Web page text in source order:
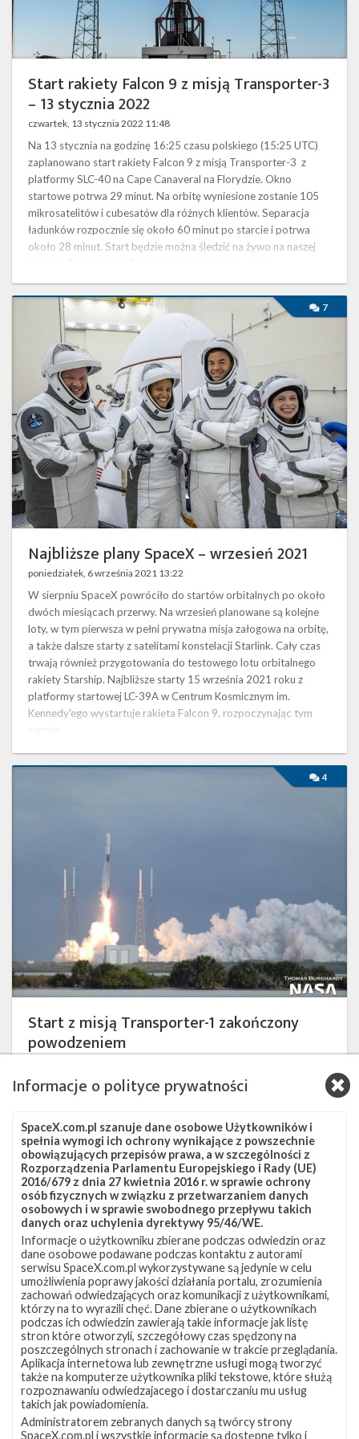
Kalendarze
Start rakiety Falcon 9 z misją Transporter-3
– 13 stycznia 2022
czwartek, 13 stycznia 2022 11:48
Na 13 stycznia na godzinę 16:25 czasu polskiego (15:25 UTC)
zaplanowano start rakiety Falcon 9 z misją Transporter-3 z
platformy SLC-40 na Cape Canaveral na Florydzie. Okno
startowe potrwa 29 minut. Na orbitę wyniesione zostanie 105
mikrosatelitów i cubesatów dla różnych klientów. Separacja
ładunków rozpocznie się około 60 minut po starcie i potrwa
około 28 minut. Start będzie można śledzić na żywo na naszej
prowadzonego przez …
Najbliższe
wrzesień
7
Najbliższe plany SpaceX – wrzesień 2021
poniedziałek, 6 września 2021 13:22
W sierpniu SpaceX powróciło do startów orbitalnych po około
dwóch miesiącach przerwy. Na wrzesień planowane są kolejne
loty, w tym pierwsza w pełni prywatna misja załogowa na orbitę,
a także dalsze starty z satelitami konstelacji Starlink. Cały czas
trwają również przygotowania do testowego lotu orbitalnego
rakiety Starship. Najbliższe starty 15 września 2021 roku z
platformy startowej LC-39A w Centrum Kosmicznym im.
Kennedy'ego wystartuje rakieta Falcon 9, rozpoczynając tym
powodzeniem
4
Start z misją Transporter-1 zakończony
powodzeniem
24 stycznia o godzinie 16:00 czasu polskiego (15:00 UTC)
heliosynchroniczną 143 satelity w ramach misji Transporter-1 .
Jest to największa liczba satelitów wystrzelona na orbitę
podczas jednego startu w historii lotów kosmicznych. Na
szczycie rakiety znalazły się 133 mikrosatelity i cubesaty dla
różnorodnych klientów, których wyniesienie zakontraktowano w
ramach programu SpaceX …
Start
rakiety
Falcon
misją
Transporter-
24
stycznia
2021
Aktualizacja 5
Informacje o polityce prywatności
SpaceX.com.pl szanuje dane osobowe Użytkowników i
spełnia wymogi ich ochrony wynikające z powszechnie
obowiązujących przepisów prawa, a w szczególności z
Rozporządzenia Parlamentu Europejskiego i Rady (UE)
2016/679 z dnia 27 kwietnia 2016 r. w sprawie ochrony
osób fizycznych w związku z przetwarzaniem danych
osobowych i w sprawie swobodnego przepływu takich
danych oraz uchylenia dyrektywy 95/46/WE.
Informacje o użytkowniku zbierane podczas odwiedzin oraz
dane osobowe podawane podczas kontaktu z autorami
serwisu SpaceX.com.pl wykorzystywane są jedynie w celu
umożliwienia poprawy jakości działania portalu, zrozumienia
zachowań odwiedzających oraz komunikacji z użytkownikami,
którzy na to wyrazili chęć. Dane zbierane o użytkownikach
podczas ich odwiedzin zawierają takie informacje jak listę
stron które otworzyli, szczegółowy czas spędzony na
poszczególnych stronach i zachowanie w trakcie przeglądania.
Aplikacja internetowa lub zewnętrzne usługi mogą tworzyć
także na komputerze użytkownika pliki tekstowe, które służą
rozpoznawaniu odwiedzajacego i dostarczaniu mu usług
takich jak powiadomienia.
Administratorem zebranych danych są twórcy strony
SpaceX.com.pl i wszystkie informacje są dostępne tylko i